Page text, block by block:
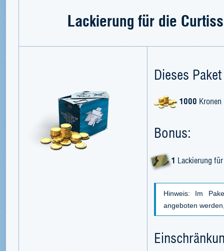
Lackierung für die
Dieses
1000 Kronen
Bonus:
1 Lackierung
Hinweis: Im
angeboten